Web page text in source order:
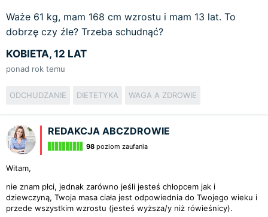
Waże 61 kg, mam 168 cm wzrostu i mam 13 lat. To
dobrzę czy źle? Trzeba schudnąć?
KOBIETA, 12 LAT
ponad rok temu
ODCHUDZANIE DIETETYKA WAGA A ZDROWIE
REDAKCJA ABCZDROWIE
98 poziom zaufania
Witam,
nie znam płci, jednak zarówno jeśli jesteś chłopcem jak i
dziewczyną, Twoja masa ciała jest odpowiednia do Twojego wieku i
przede wszystkim wzrostu (jesteś wyższa/y niż rówieśnicy).